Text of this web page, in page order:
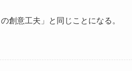
創意工夫」と同じことになる。